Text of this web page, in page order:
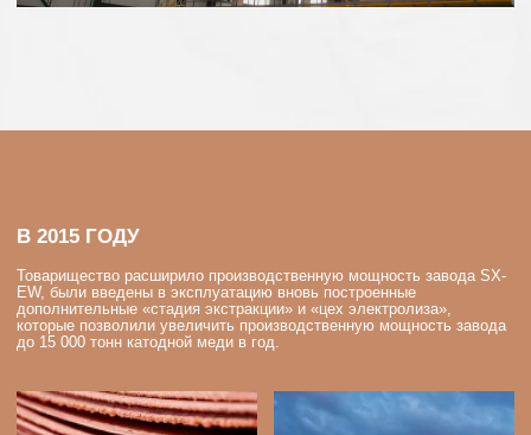
ТОНН КАТОДНОЙ
МЕДИ ПРОИЗВЕДЕНО
СОТРУДНИКОВ
17